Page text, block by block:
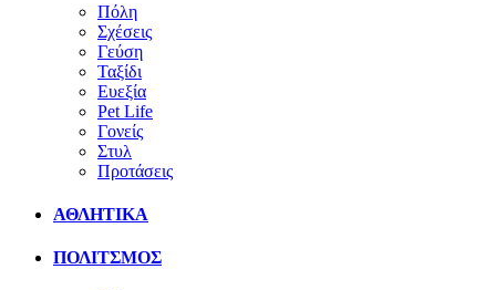
Πόλη
Σχέσεις
Γεύση
Ταξίδι
Ευεξία
Pet Life
Γονείς
Στυλ
Προτάσεις
ΑΘΛΗΤΙΚΑ
ΠΟΛΙΤΣΜΟΣ